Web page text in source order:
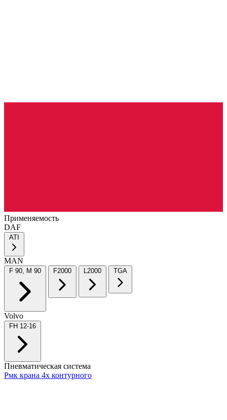
Применяемость
DAF
MAN
Volvo
Пневматическая система
Рмк крана 4х контурного